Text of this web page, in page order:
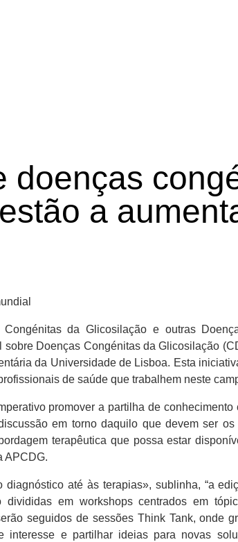
doenças
a
da Glicosilação e outras
Doenças Congénitas da Glicosilação
da Universidade de Lisboa. Esta
de saúde que trabalhem neste
promover a partilha de
em torno daquilo que devem ser
terapêutica que possa estar
APCDG.
até às terapias», sublinha, “a
em workshops centrados em
seguidos de sessões Think Tank, onde
interesse e partilhar ideias para novas